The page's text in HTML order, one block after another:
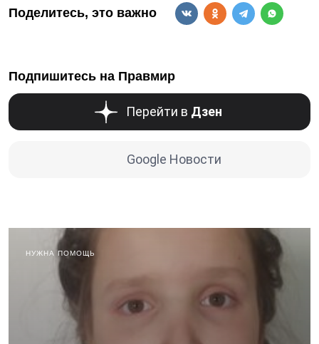
Поделитесь, это важно
Подпишитесь на Правмир
Перейти в Дзен
Google Новости
НУЖНА ПОМОЩЬ